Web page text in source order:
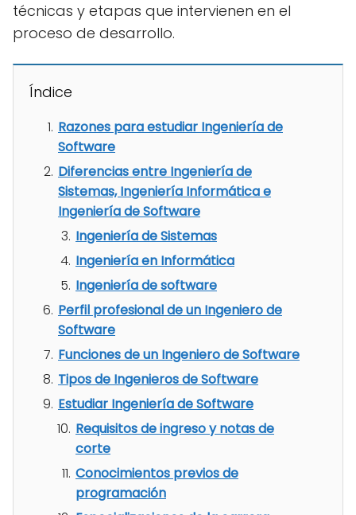
técnicas y etapas que intervienen en el
proceso de desarrollo.
Índice
Razones para estudiar Ingeniería de
Software
Diferencias entre Ingeniería de
Sistemas, Ingeniería Informática e
Ingeniería de Software
Ingeniería de Sistemas
Ingeniería en Informática
Ingeniería de software
Perfil profesional de un Ingeniero de
Software
Funciones de un Ingeniero de Software
Tipos de Ingenieros de Software
Estudiar Ingeniería de Software
Requisitos de ingreso y notas de
corte
Conocimientos previos de
programación